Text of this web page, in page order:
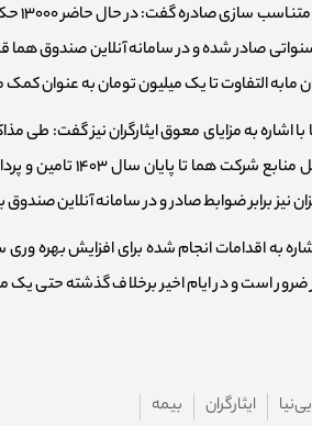
صادر شده و در سامانه آنلاین صندوق هما
مابه التفاوت تا یک میلیون تومان به عنوان
اشاره به مزایای معوق ایثارگران نیز گفت: طی
نیز برابر ضوابط صادر و در سامانه آنلاین
به اقدامات انجام شده برای افزایش بهره
است و در ایام اخیر برخلاف گذشته حتی یک
ایثارگران بیمه